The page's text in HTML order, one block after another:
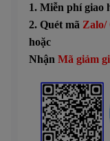
1. Miễn phí giao
2. Quét mã Zalo/
hoặc
Nhận Mã giảm